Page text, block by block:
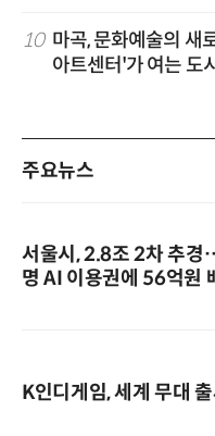
10 마곡, 문화예술의 새
아트센터'가 여는 도
주요뉴스
서울시, 2.8조 2차 추
명 AI 이용권에 56억원
K인디게임, 세계 무대